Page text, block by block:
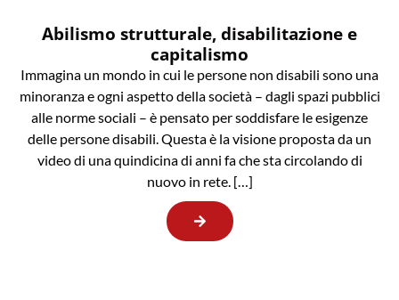
Abilismo strutturale, disabilitazione e
capitalismo
Immagina un mondo in cui le persone non disabili sono una
minoranza e ogni aspetto della società – dagli spazi pubblici
alle norme sociali – è pensato per soddisfare le esigenze
delle persone disabili. Questa è la visione proposta da un
video di una quindicina di anni fa che sta circolando di
nuovo in rete. […]